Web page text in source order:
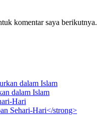
komentar saya berikutnya.
dalam Islam
Sehari-Hari</strong>